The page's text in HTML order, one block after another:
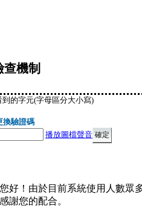
機制
的字元(字母區分大小寫)
換驗證碼
播放圖檔聲音
好！由於目前系統使用人數眾
謝您的配合。